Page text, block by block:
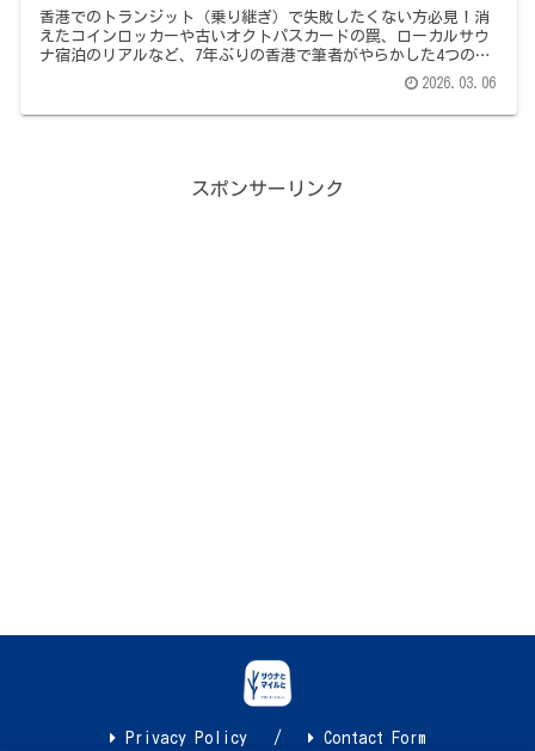
香港でのトランジット（乗り継ぎ）で失敗したくない方必見！消
えたコインロッカーや古いオクトパスカードの罠、ローカルサウ
ナ宿泊のリアルなど、7年ぶりの香港で筆者がやらかした4つの失
敗談と、クレカタッチ決済を活用した最新の攻略法を徹底解説し
2026.03.06
スポンサーリンク
Privacy Policy Contact Form